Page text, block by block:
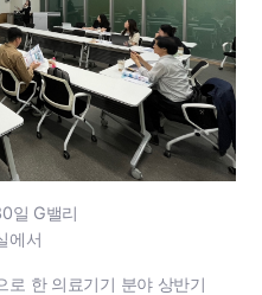
일 G밸리
에서
로 한 의료기기 분야 상반기